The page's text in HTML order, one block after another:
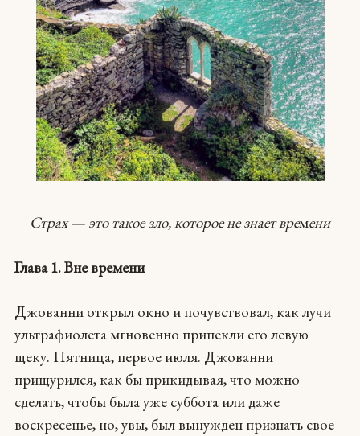
Страх — это такое зло, которое не знает времени
Глава 1. Вне времени
Джованни открыл окно и почувствовал, как лучи
ультрафиолета мгновенно припекли его левую
щеку. Пятница, первое июля. Джованни
прищурился, как бы прикидывая, что можно
сделать, чтобы была уже суббота или даже
воскресенье, но, увы, был вынужден признать свое